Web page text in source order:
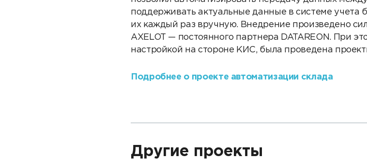
поддерживать актуальные данные в системе учета
их каждый раз вручную. Внедрение произведено
AXELOT — постоянного партнера DATAREON. При
настройкой на стороне КИС, была проведена
Подробнее о проекте автоматизации склада
Другие проекты